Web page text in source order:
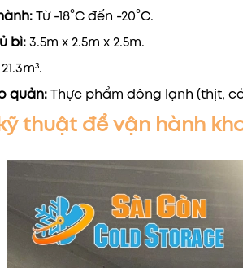
Từ -18°C đến -20°C.
bì: 3.5m x 2.5m x 2.5m.
21.3m³.
quản: Thực phẩm đông lạnh (thịt,
thuật để vận hành